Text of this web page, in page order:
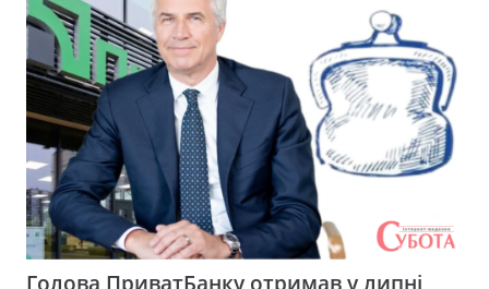
Голова ПриватБанку отримав у липні